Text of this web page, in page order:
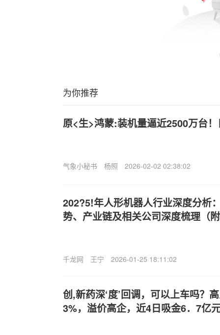
为你推荐
原<生>鸿蒙:装机量逼近2500万台
气象小秘书 杨照 2026-02-02 02:38:02
202?5!年人形机器人行业深度分析
势、产业链及相关公司深度梳理（
千龙网 王宁 2026-01-25 18:11:02
创,新药深‘度’回调，可以上车吗？
3%，溢价高企，近4日吸金6．7亿